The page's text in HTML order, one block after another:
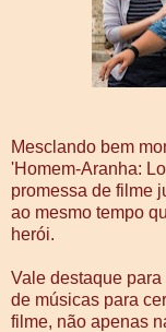
Mesclando bem
'Homem-Aranha:
promessa de filme
ao mesmo tempo
herói.
Vale destaque
de músicas para
filme, não apenas